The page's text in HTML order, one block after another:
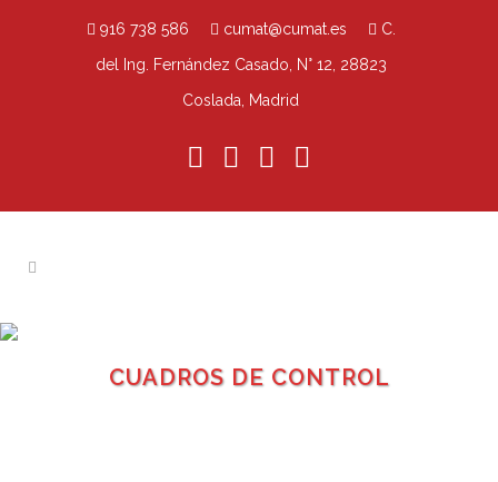
916 738 586 cumat@cumat.es
C.
del Ing. Fernández Casado, N° 12, 28823
Coslada, Madrid
CUADROS DE CONTROL